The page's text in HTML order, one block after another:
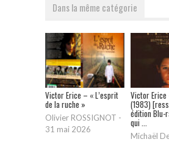
Dans la même catégorie
Victor Erice – « L’esprit
de la ruche »
Olivier ROSSIGNOT -
31 mai 2026
Victor Erice
(1983)
édition Blu-
qui ...
Michaël